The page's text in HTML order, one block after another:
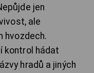
jen
ale
hvozdech.
kontrol hádat
hradů a jiných